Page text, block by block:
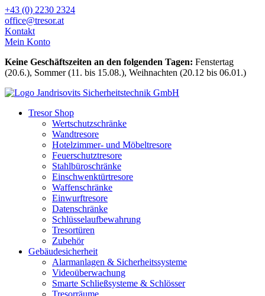
Zum
Inhalt
wechseln
+43 (0) 2230 2324
office@tresor.at
Kontakt
Mein Konto
Keine Geschäftszeiten an den folgenden Tagen: Fenstertag
(20.6.), Sommer (11. bis 15.08.), Weihnachten (20.12 bis 06.01.)
Tresor Shop
Wertschutzschränke
Wandtresore
Hotelzimmer- und Möbeltresore
Feuerschutztresore
Stahlbüroschränke
Einschwenktürtresore
Waffenschränke
Einwurftresore
Datenschränke
Schlüsselaufbewahrung
Tresortüren
Zubehör
Gebäudesicherheit
Alarmanlagen & Sicherheitssysteme
Videoüberwachung
Smarte Schließsysteme & Schlösser
Tresorräume